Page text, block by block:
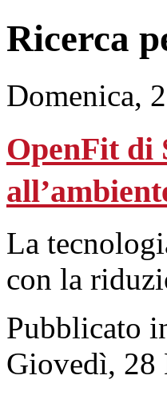
Ricerca
Domenica,
OpenFit di
La
con la
Pubblicato
Giovedì, 28